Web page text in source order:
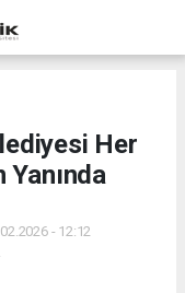
Her
Yanında
- 12:12